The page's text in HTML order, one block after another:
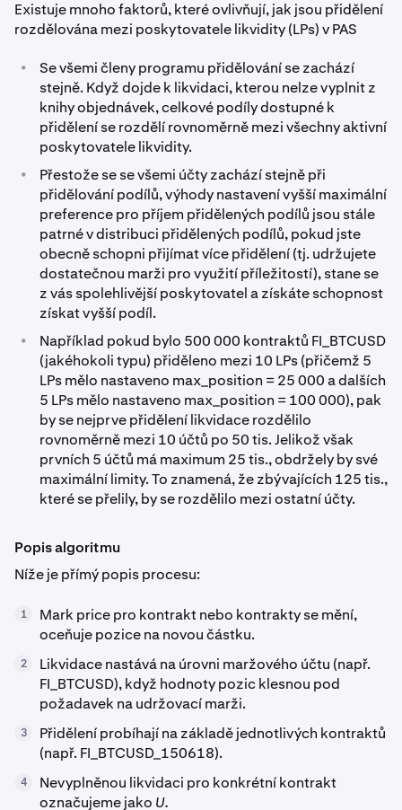
Existuje mnoho faktorů, které ovlivňují, jak jsou přidělení
rozdělována mezi poskytovatele likvidity (LPs) v PAS
•
Se všemi členy programu přidělování se zachází
stejně. Když dojde k likvidaci, kterou nelze vyplnit z
knihy objednávek, celkové podíly dostupné k
přidělení se rozdělí rovnoměrně mezi všechny aktivní
poskytovatele likvidity.
•
Přestože se se všemi účty zachází stejně při
přidělování podílů, výhody nastavení vyšší maximální
preference pro příjem přidělených podílů jsou stále
patrné v distribuci přidělených podílů, pokud jste
obecně schopni přijímat více přidělení (tj. udržujete
dostatečnou marži pro využití příležitostí), stane se
z vás spolehlivější poskytovatel a získáte schopnost
získat vyšší podíl.
•
Například pokud bylo 500 000 kontraktů FI_BTCUSD
(jakéhokoli typu) přiděleno mezi 10 LPs (přičemž 5
LPs mělo nastaveno max_position = 25 000 a dalších
5 LPs mělo nastaveno max_position = 100 000), pak
by se nejprve přidělení likvidace rozdělilo
rovnoměrně mezi 10 účtů po 50 tis. Jelikož však
prvních 5 účtů má maximum 25 tis., obdržely by své
maximální limity. To znamená, že zbývajících 125 tis.,
které se přelily, by se rozdělilo mezi ostatní účty.
Popis algoritmu
Níže je přímý popis procesu:
1
Mark price pro kontrakt nebo kontrakty se mění,
oceňuje pozice na novou částku.
2
Likvidace nastává na úrovni maržového účtu (např.
FI_BTCUSD), když hodnoty pozic klesnou pod
požadavek na udržovací marži.
3
Přidělení probíhají na základě jednotlivých kontraktů
(např. FI_BTCUSD_150618).
4
Nevyplněnou likvidaci pro konkrétní kontrakt
označujeme jako U.